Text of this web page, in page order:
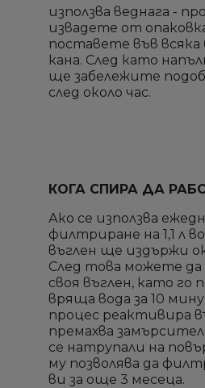
желани
Създай нов списък
Отмени
продукти
желани
Създай нов списък
Отмени
продукти
използва веднага -
извадете от
поставете във всяка
кана. След като
ще забележите
след около час.
КОГА СПИРА ДА
Ако се използва
филтриране на 1,1 л
въглен ще издържи
След това можете да
своя въглен, като го
вряща вода за 10
процес реактивира
премахва
се натрупали на
му позволява да
ви за още 3 месеца.